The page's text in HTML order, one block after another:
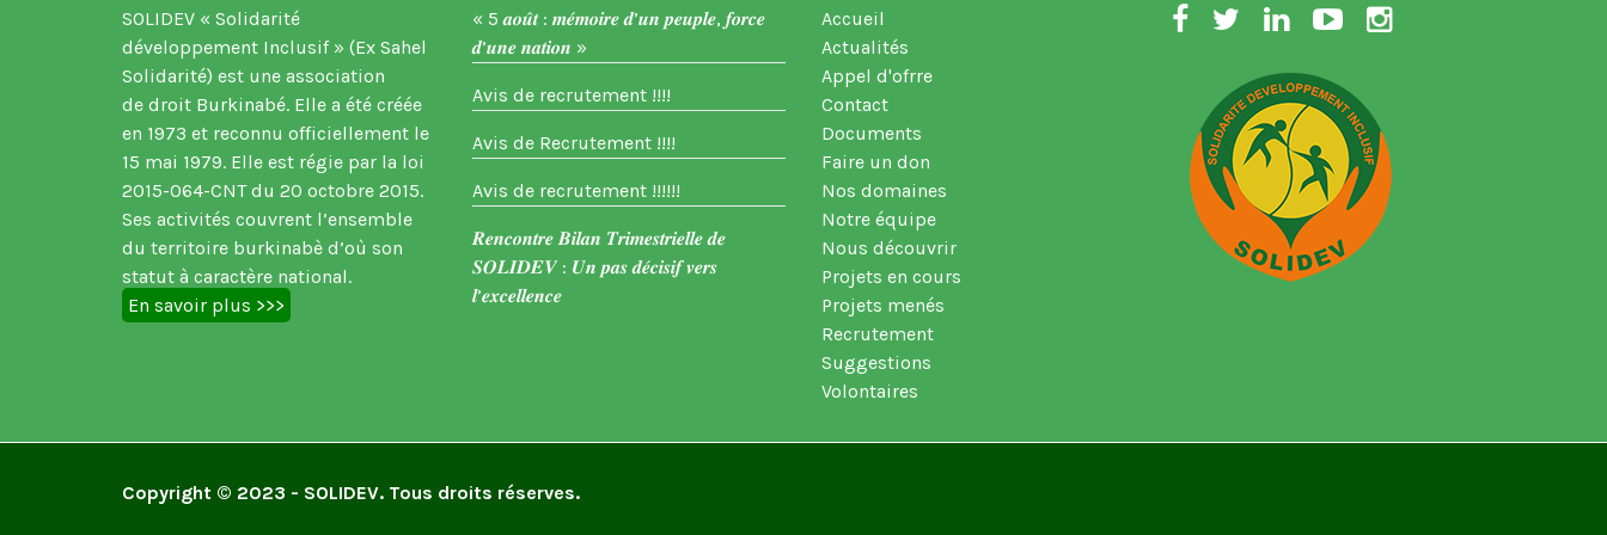
SOLIDEV « Solidarité
développement Inclusif » (Ex Sahel
Solidarité) est une association
de droit Burkinabé. Elle a été créée
en 1973 et reconnu officiellement le
15 mai 1979. Elle est régie par la loi
2015-064-CNT du 20 octobre 2015.
Ses activités couvrent l’ensemble
du territoire burkinabè d’où son
statut à caractère national.
En savoir plus >>>
« 5 𝒂𝒐𝒖̂𝒕 : 𝒎𝒆́𝒎𝒐𝒊𝒓𝒆 𝒅’𝒖𝒏 𝒑𝒆𝒖𝒑𝒍𝒆, 𝒇𝒐𝒓𝒄𝒆
𝒅’𝒖𝒏𝒆 𝒏𝒂𝒕𝒊𝒐𝒏 »
Avis de recrutement !!!!
Avis de Recrutement !!!!
Avis de recrutement !!!!!!
𝑹𝒆𝒏𝒄𝒐𝒏𝒕𝒓𝒆 𝑩𝒊𝒍𝒂𝒏 𝑻𝒓𝒊𝒎𝒆𝒔𝒕𝒓𝒊𝒆𝒍𝒍𝒆 𝒅𝒆
𝑺𝑶𝑳𝑰𝑫𝑬𝑽 : 𝑼𝒏 𝒑𝒂𝒔 𝒅𝒆́𝒄𝒊𝒔𝒊𝒇 𝒗𝒆𝒓𝒔
𝒍’𝒆𝒙𝒄𝒆𝒍𝒍𝒆𝒏𝒄𝒆
Accueil
Actualités
Appel d'ofrre
Contact
Documents
Faire un don
Nos domaines
Notre équipe
Nous découvrir
Projets en cours
Projets menés
Recrutement
Suggestions
Volontaires
Copyright © 2023 - SOLIDEV. Tous droits réserves.